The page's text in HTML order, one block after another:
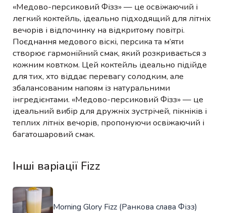
«Медово-персиковий Фізз» — це освіжаючий і
легкий коктейль, ідеально підходящий для літніх
вечорів і відпочинку на відкритому повітрі.
Поєднання медового віскі, персика та м’яти
створює гармонійний смак, який розкривається з
кожним ковтком. Цей коктейль ідеально підійде
для тих, хто віддає перевагу солодким, але
збалансованим напоям із натуральними
інгредієнтами. «Медово-персиковий Фізз» — це
ідеальний вибір для дружніх зустрічей, пікніків і
теплих літніх вечорів, пропонуючи освіжаючий і
багатошаровий смак.
Інші варіації Fizz
Morning Glory Fizz (Ранкова слава Фізз)